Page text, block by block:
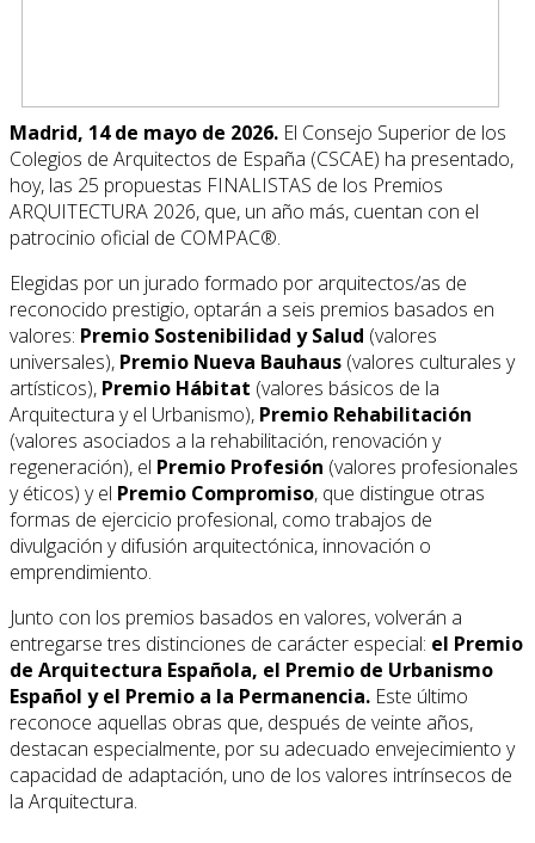
Madrid, 14 de mayo de 2026. El Consejo Superior de los
Colegios de Arquitectos de España (CSCAE) ha presentado,
hoy, las 25 propuestas FINALISTAS de los Premios
ARQUITECTURA 2026, que, un año más, cuentan con el
patrocinio oficial de COMPAC®.
Elegidas por un jurado formado por arquitectos/as de
reconocido prestigio, optarán a seis premios basados en
valores: Premio Sostenibilidad y Salud (valores
universales), Premio Nueva Bauhaus (valores culturales y
artísticos), Premio Hábitat (valores básicos de la
Arquitectura y el Urbanismo), Premio Rehabilitación
(valores asociados a la rehabilitación, renovación y
regeneración), el Premio Profesión (valores profesionales
y éticos) y el Premio Compromiso, que distingue otras
formas de ejercicio profesional, como trabajos de
divulgación y difusión arquitectónica, innovación o
emprendimiento.
Junto con los premios basados en valores, volverán a
entregarse tres distinciones de carácter especial: el Premio
de Arquitectura Española, el Premio de Urbanismo
Español y el Premio a la Permanencia. Este último
reconoce aquellas obras que, después de veinte años,
destacan especialmente, por su adecuado envejecimiento y
capacidad de adaptación, uno de los valores intrínsecos de
la Arquitectura.